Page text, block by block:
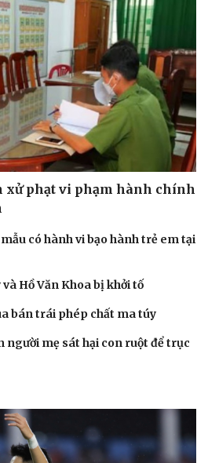
Nghệ sĩ
Thời trang
Sao Việt
xử phạt vi phạm hành chính
có hành vi bạo hành trẻ em tại
Hồ Văn Khoa bị khởi tố
bán trái phép chất ma túy
người mẹ sát hại con ruột để trục